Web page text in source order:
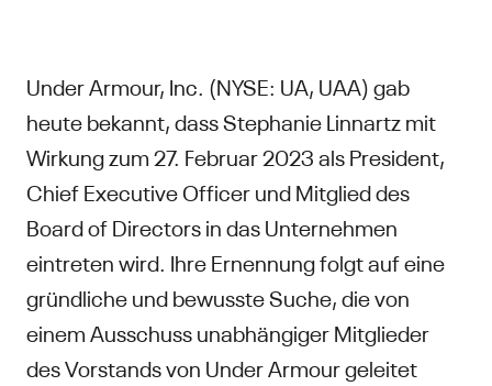
Under Armour, Inc. (NYSE: UA, UAA) gab
heute bekannt, dass Stephanie Linnartz mit
Wirkung zum 27. Februar 2023 als President,
Chief Executive Officer und Mitglied des
Board of Directors in das Unternehmen
eintreten wird. Ihre Ernennung folgt auf eine
gründliche und bewusste Suche, die von
einem Ausschuss unabhängiger Mitglieder
des Vorstands von Under Armour geleitet